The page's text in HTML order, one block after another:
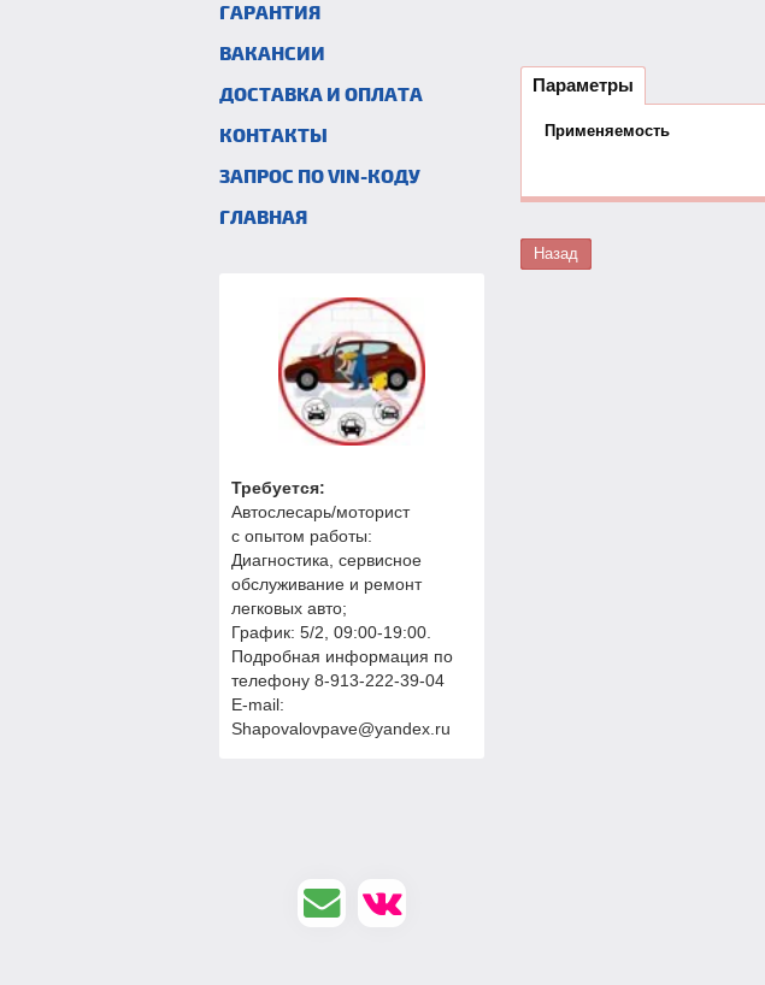
ГАРАНТИЯ
ВАКАНСИИ
ДОСТАВКА И ОПЛАТА
КОНТАКТЫ
ЗАПРОС ПО VIN-КОДУ
ГЛАВНАЯ
Требуется:
Автослесарь/моторист
с опытом работы:
Диагностика, сервисное
обслуживание и ремонт
легковых авто;
График: 5/2, 09:00-19:00.
Подробная информация по
телефону 8-913-222-39-04
E-mail:
Shapovalovpave@yandex.ru
Параметры
Применяемость
Назад